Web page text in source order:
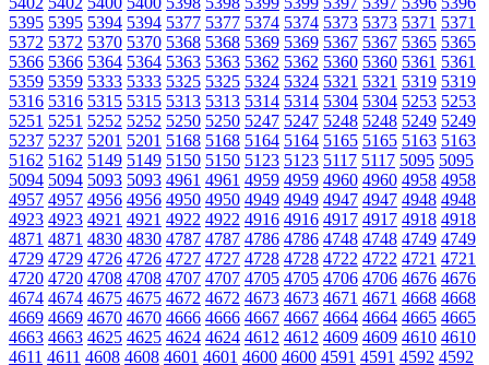
5395 5395 5394 5394 5377 5377 5374 5374 5373 5373 5371 5371
5372 5372 5370 5370 5368 5368 5369 5369 5367 5367 5365 5365
5366 5366 5364 5364 5363 5363 5362 5362 5360 5360 5361 5361
5359 5359 5333 5333 5325 5325 5324 5324 5321 5321 5319 5319
5316 5316 5315 5315 5313 5313 5314 5314 5304 5304 5253 5253
5251 5251 5252 5252 5250 5250 5247 5247 5248 5248 5249 5249
5237 5237 5201 5201 5168 5168 5164 5164 5165 5165 5163 5163
5162 5162 5149 5149 5150 5150 5123 5123 5117 5117 5095 5095
5094 5094 5093 5093 4961 4961 4959 4959 4960 4960 4958 4958
4957 4957 4956 4956 4950 4950 4949 4949 4947 4947 4948 4948
4923 4923 4921 4921 4922 4922 4916 4916 4917 4917 4918 4918
4871 4871 4830 4830 4787 4787 4786 4786 4748 4748 4749 4749
4729 4729 4726 4726 4727 4727 4728 4728 4722 4722 4721 4721
4720 4720 4708 4708 4707 4707 4705 4705 4706 4706 4676 4676
4674 4674 4675 4675 4672 4672 4673 4673 4671 4671 4668 4668
4669 4669 4670 4670 4666 4666 4667 4667 4664 4664 4665 4665
4663 4663 4625 4625 4624 4624 4612 4612 4609 4609 4610 4610
4611 4611 4608 4608 4601 4601 4600 4600 4591 4591 4592 4592